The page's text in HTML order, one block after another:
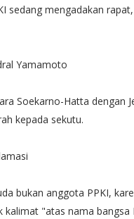
sedang mengadakan
Yamamoto
Soekarno-Hatta dengan
kepada sekutu.
bukan anggota PPKI,
kalimat "atas nama